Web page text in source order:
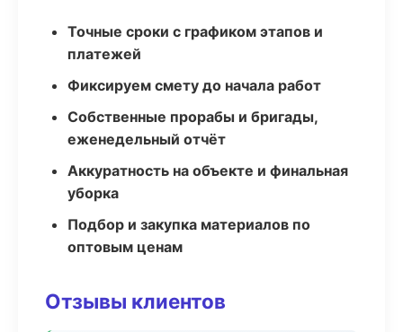
Точные сроки с графиком этапов и
платежей
Фиксируем смету до начала работ
Собственные прорабы и бригады,
еженедельный отчёт
Аккуратность на объекте и финальная
уборка
Подбор и закупка материалов по
оптовым ценам
Отзывы клиентов